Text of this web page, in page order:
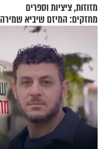
מזוזות, ציציות וספרים
מחזקים: המיזם שיביא שמירה
רוחנית לאלפי חיילי צה"ל